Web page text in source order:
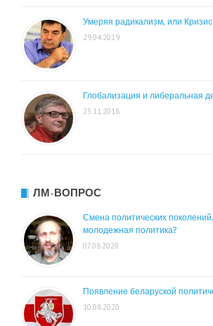
Умеряя радикализм, или
29.04.2019
Глобализация и либеральная
23.11.2018
ЛМ-ВОПРОС
Смена политических
молодежная политика?
07.08.2020
Появление беларуской
10.08.2020